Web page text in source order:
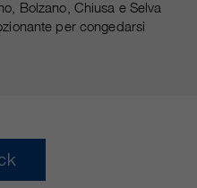
Bolzano, Chiusa e Selva
per congedarsi